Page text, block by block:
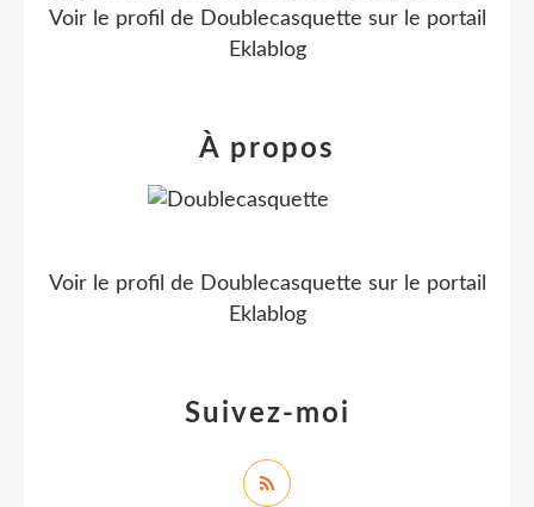
Voir le profil de Doublecasquette sur le portail
Eklablog
Suivez-moi
À propos
Voir le profil de Doublecasquette sur le portail
Eklablog